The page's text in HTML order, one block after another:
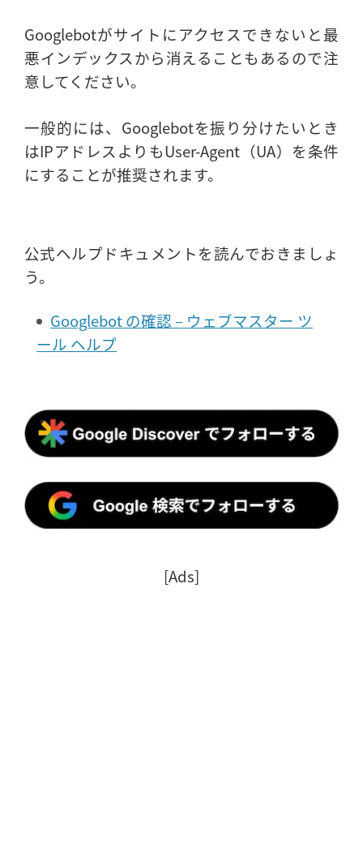
Googlebotがサイトにアクセスできないと最
悪インデックスから消えることもあるので注
意してください。
一般的には、Googlebotを振り分けたいとき
はIPアドレスよりもUser-Agent（UA）を条件
にすることが推奨されます。
公式ヘルプドキュメントを読んでおきましょ
う。
Googlebot の確認 – ウェブマスター ツ
ール ヘルプ
[Ads]